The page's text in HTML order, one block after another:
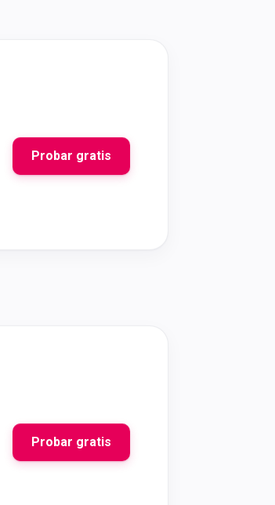
Probar gratis
Probar gratis